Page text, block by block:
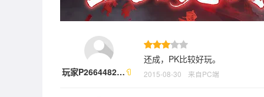
玩家P2664482…
还成，PK比较好玩。
2015-08-30 来自PC端